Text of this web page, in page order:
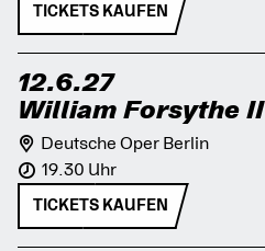
TICKETS KAUFEN
12.6.27
William Forsythe II
Deutsche Oper Berlin
19.30 Uhr
TICKETS KAUFEN